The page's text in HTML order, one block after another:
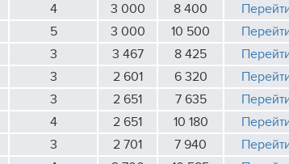
4 3 000 8 400
5 3 000 10 500
3 3 467 8 425
3 2 601 6 320
3 2 651 7 635
4 2 651 10 180
3 2 701 7 940